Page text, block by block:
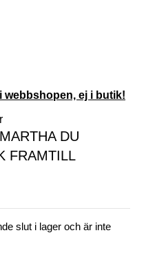
webbshopen, ej i butik!
DU
FRAMTILL
slut i lager och är inte